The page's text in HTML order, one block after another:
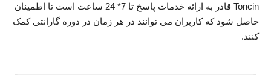
Toncin قادر به ارائه خدمات پاسخ تا 7* 24 ساعت است تا اطمینان
حاصل شود که کاربران می توانند در هر زمان در دوره گارانتی کمک
کنند.